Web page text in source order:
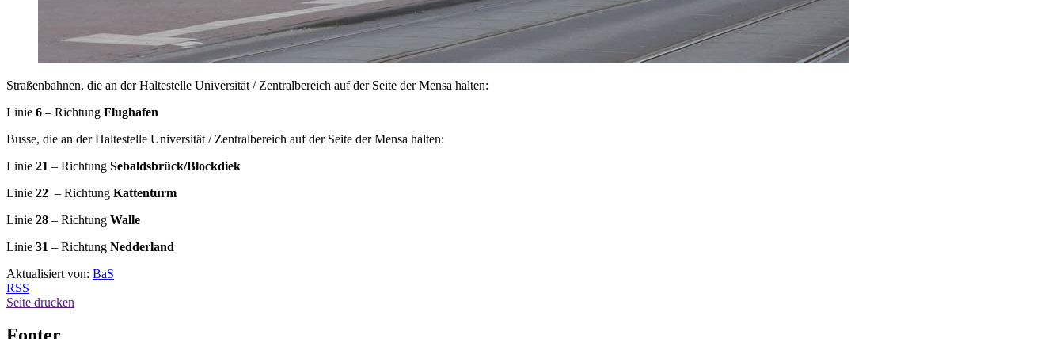
Straßenbahnen, die an der Haltestelle Universität / Zentralbereich auf der Seite der Mensa halten:
Linie 6 – Richtung Flughafen
Busse, die an der Haltestelle Universität / Zentralbereich auf der Seite der Mensa halten:
Linie 21 – Richtung Sebaldsbrück/Blockdiek
Linie 22 – Richtung Kattenturm
Linie 28 – Richtung Walle
Linie 31 – Richtung Nedderland
Aktualisiert von: BaS
RSS
Seite drucken